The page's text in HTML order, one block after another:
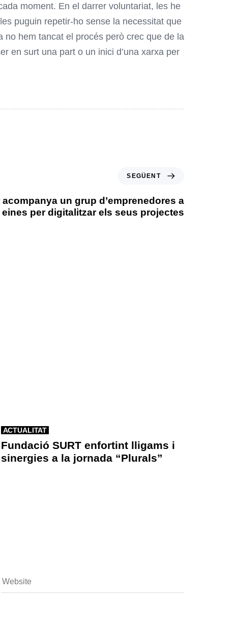
moment. En el darrer voluntariat, les he
puguin repetir-ho sense la necessitat que
no hem tancat el procés però crec que de la
en surt una part o un inici d’una xarxa per
SEGÜENT
acompanya un grup d’emprenedores a
per digitalitzar els seus projectes
ACTUALITAT
Fundació SURT enfortint lligams i
sinergies a la jornada “Plurals”